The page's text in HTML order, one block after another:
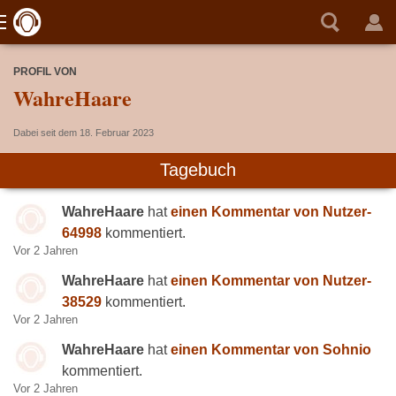
PROFIL VON
WahreHaare
Dabei seit dem 18. Februar 2023
Tagebuch
WahreHaare hateinen Kommentar von Nutzer-
64998 kommentiert.
Vor 2 Jahren
WahreHaare hateinen Kommentar von Nutzer-
38529 kommentiert.
Vor 2 Jahren
WahreHaare hateinen Kommentar von Sohnio
kommentiert.
Vor 2 Jahren